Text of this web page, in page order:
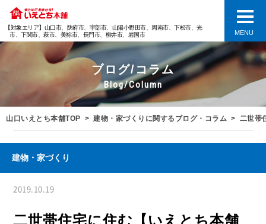
【対象エリア】山口市、防府市、宇部市、山陽小野田市、周南市、下松市、光
市、下関市、萩市、美祢市、長門市、柳井市、岩国市
MENU
ブログ/コラム
Blog/Column
山口いえとち本舗TOP 建物・家づくりに関するブログ・コラム 二世帯
建物・家づくり
2019.10.19
二世帯住宅に住む【いえとち本舗